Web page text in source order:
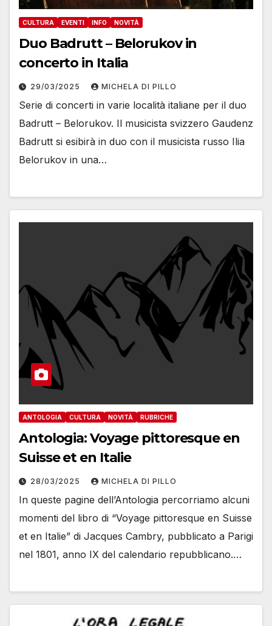
CULTURA EVENTI INFO NOVITÀ
Duo Badrutt – Belorukov in
concerto in Italia
29/03/2025 MICHELA DI PILLO
Serie di concerti in varie località italiane per il duo
Badrutt – Belorukov. Il musicista svizzero Gaudenz
Badrutt si esibirà in duo con il musicista russo Ilia
Belorukov in una…
ANTOLOGIA CULTURA NOVITÀ RUBRICHE
Antologia: Voyage pittoresque en
Suisse et en Italie
28/03/2025 MICHELA DI PILLO
In queste pagine dell’Antologia percorriamo alcuni
momenti del libro di “Voyage pittoresque en Suisse
et en Italie” di Jacques Cambry, pubblicato a Parigi
nel 1801, anno IX del calendario repubblicano.…